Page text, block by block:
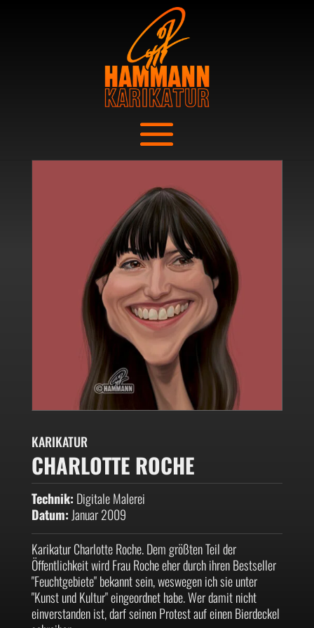
KARIKATUR
CHARLOTTE ROCHE
Technik: Digitale Malerei
Datum: Januar 2009
Karikatur Charlotte Roche. Dem größten Teil der
Öffentlichkeit wird Frau Roche eher durch ihren Bestseller
"Feuchtgebiete" bekannt sein, weswegen ich sie unter
"Kunst und Kultur" eingeordnet habe. Wer damit nicht
einverstanden ist, darf seinen Protest auf einen Bierdeckel